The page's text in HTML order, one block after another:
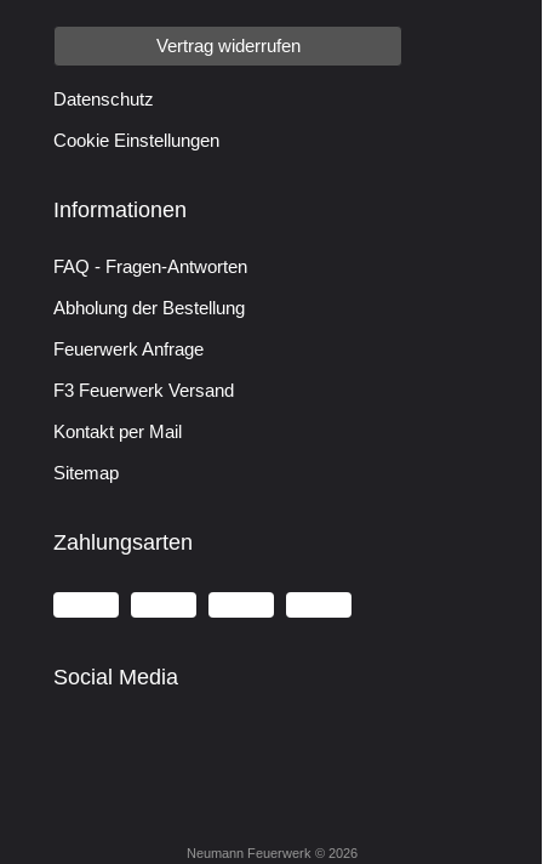
Vertrag widerrufen
Datenschutz
Cookie Einstellungen
Informationen
FAQ - Fragen-Antworten
Abholung der Bestellung
Feuerwerk Anfrage
F3 Feuerwerk Versand
Kontakt per Mail
Sitemap
Zahlungsarten
Social Media
Neumann Feuerwerk © 2026